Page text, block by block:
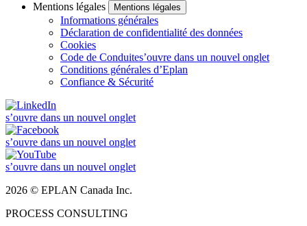
Mentions légales Mentions légales
Informations générales
Déclaration de confidentialité des données
Cookies
Code de Conduites’ouvre dans un nouvel onglet
Conditions générales d’Eplan
Confiance & Sécurité
s’ouvre dans un nouvel onglet
s’ouvre dans un nouvel onglet
s’ouvre dans un nouvel onglet
2026 © EPLAN Canada Inc.
PROCESS CONSULTING